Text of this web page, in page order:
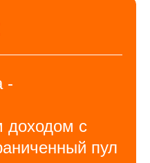
-
доходом с
пул